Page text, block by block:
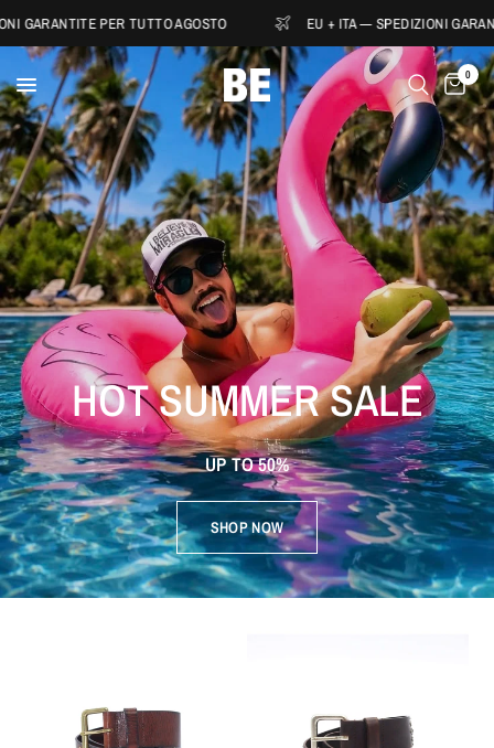
PER TUTTO AGOSTO EU + ITA — SPEDIZIONI GARANTITE
0
HOTSUMMERSALE
UPTO50%
SHOP NOW